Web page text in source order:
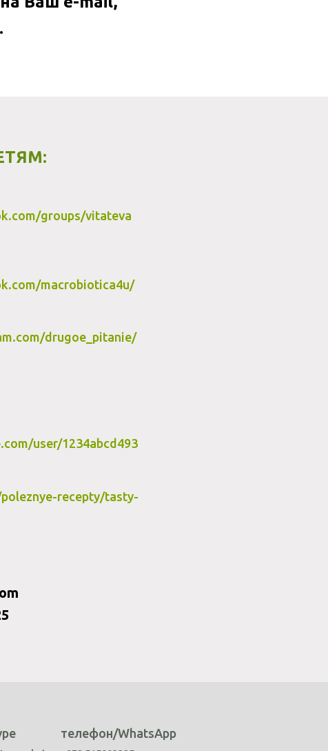
groups/vitateva
macrobiotica4u/
drugoe_pitanie/
user/1234abcd493
recepty/tasty-
телефон/WhatsApp